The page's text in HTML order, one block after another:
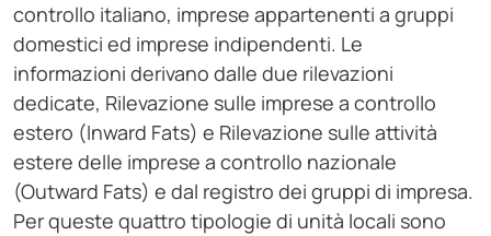
controllo italiano, imprese appartenenti a gruppi
domestici ed imprese indipendenti. Le
informazioni derivano dalle due rilevazioni
dedicate, Rilevazione sulle imprese a controllo
estero (Inward Fats) e Rilevazione sulle attività
estere delle imprese a controllo nazionale
(Outward Fats) e dal registro dei gruppi di impresa.
Per queste quattro tipologie di unità locali sono